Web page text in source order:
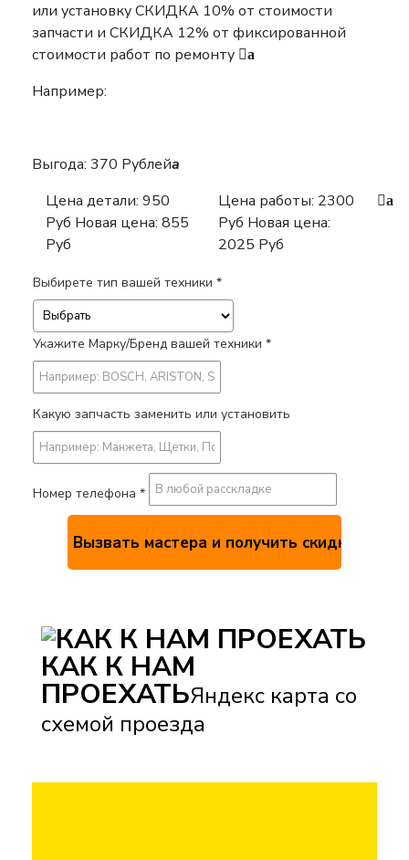
или установкуСКИДКА 10% от стоимости
запчасти и СКИДКА 12% от фиксированной
стоимости работ по ремонту
a
Например:
Выгода: 370 Рублейa
Цена детали: 950
Руб Новая цена: 855
Руб
Цена работы: 2300
Руб Новая цена:
2025 Руб
a
Выбирете тип вашей техники *
Укажите Марку/Бренд вашей техники *
Какую запчасть заменить или установить
Номер телефона *
КАК К НАМ
ПРОЕХАТЬЯндекс карта со
схемой проезда